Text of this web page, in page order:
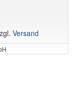
Versand